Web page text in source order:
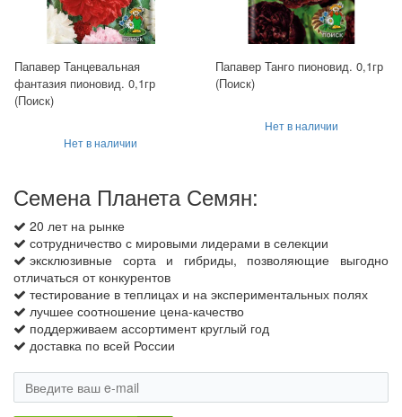
Папавер Танцевальная
фантазия пионовид. 0,1гр
(Поиск)
Нет в наличии
Папавер Танго пионовид. 0,1гр
(Поиск)
Нет в наличии
Семена Планета Семян:
20 лет на рынке
сотрудничество с мировыми лидерами в селекции
эксклюзивные сорта и гибриды, позволяющие выгодно
отличаться от конкурентов
тестирование в теплицах и на экспериментальных полях
лучшее соотношение цена-качество
поддерживаем ассортимент круглый год
доставка по всей России